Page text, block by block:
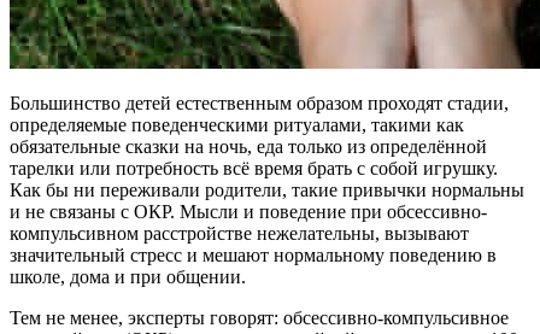
Большинство детей естественным образом проходят стадии,
определяемые поведенческими ритуалами, такими как
обязательные сказки на ночь, еда только из определённой
тарелки или потребность всё время брать с собой игрушку.
Как бы ни переживали родители, такие привычки нормальны
и не связаны с ОКР. Мысли и поведение при обсессивно-
компульсивном расстройстве нежелательны, вызывают
значительный стресс и мешают нормальному поведению в
школе, дома и при общении.
Тем не менее, эксперты говорят: обсессивно-компульсивное